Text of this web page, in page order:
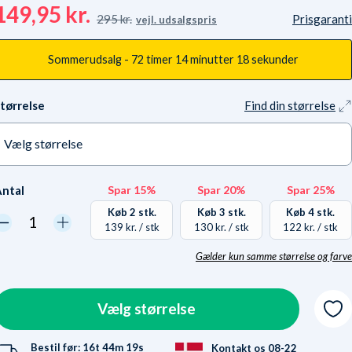
kr. 295 kr. vejl. udsalgspris Prisgaranti
Sommerudsalg - 72 timer 14 minutter 16 sekunder
Find din størrelse
Vælg størrelse
På lager
På lager
På lager
XX-Large
Spar 15%
Køb 2 stk.
139 kr. / stk
Spar 20%
Køb 3 stk.
130 kr. / stk
Spar 25%
Køb 4 stk.
122 kr./ stk
kaos-inddelt. Samme
størrelser/farver ligger
ikke samme sted. Vi sparer
penge i vores håndtering,
Gælder kun samme størrelse og farve
Vælg størrelse
Bestil før: 16t44m 19s Kontakt os 08-22